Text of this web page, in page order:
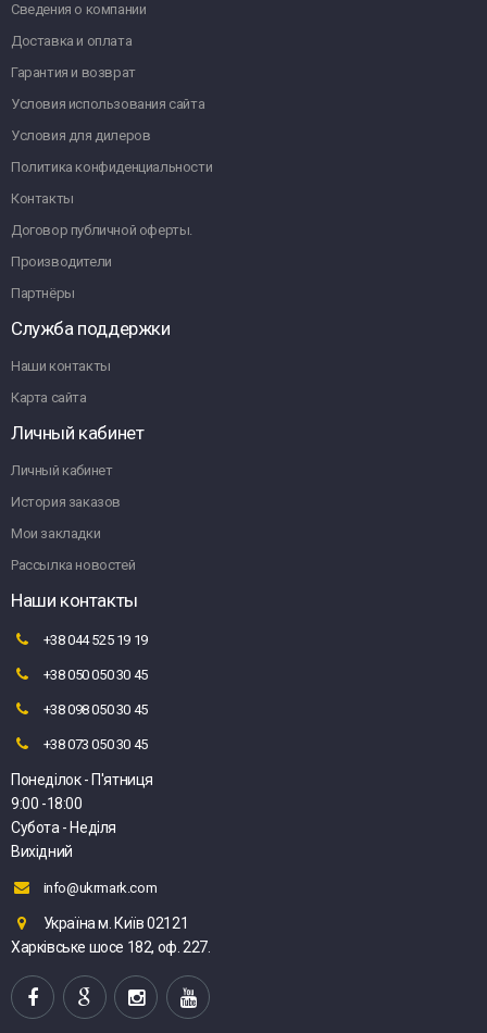
Сведения о компании
Доставка и оплата
Гарантия и возврат
Условия использования сайта
Условия для дилеров
Политика конфиденциальности
Контакты
Договор публичной оферты.
Производители
Партнёры
Служба поддержки
Наши контакты
Карта сайта
Личный кабинет
Личный кабинет
История заказов
Мои закладки
Рассылка новостей
Наши контакты
+38 044 525 19 19
+38 050 050 30 45
+38 098 050 30 45
+38 073 050 30 45
Понеділок - П'ятниця
9:00 -18:00
Субота - Неділя
Вихідний
info@ukrmark.com
Україна м. Київ 02121
Харківське шосе 182, оф. 227.